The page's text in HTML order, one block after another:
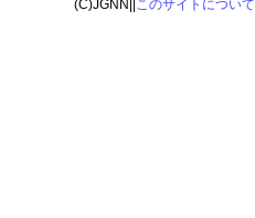
(C)JGNN|| このサイトについて